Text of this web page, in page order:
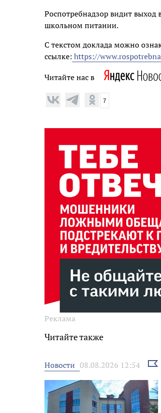
Роспотребнадзор видит
школьном питании.
С текстом доклада можно
ссылке: https://
Читайте нас в
7
Реклама
Читайте также
Новости 08.08.2026 12:54